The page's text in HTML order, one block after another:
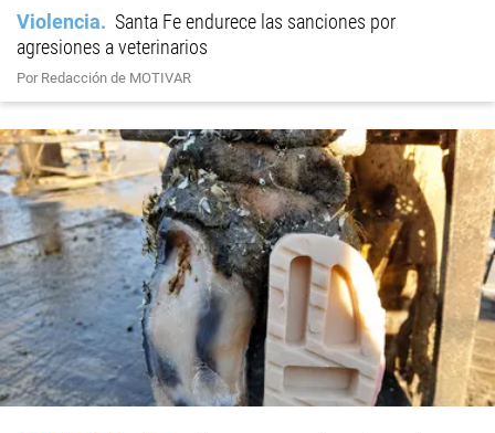
Violencia
Santa Fe endurece las sanciones por
agresiones a veterinarios
Por Redacción de MOTIVAR